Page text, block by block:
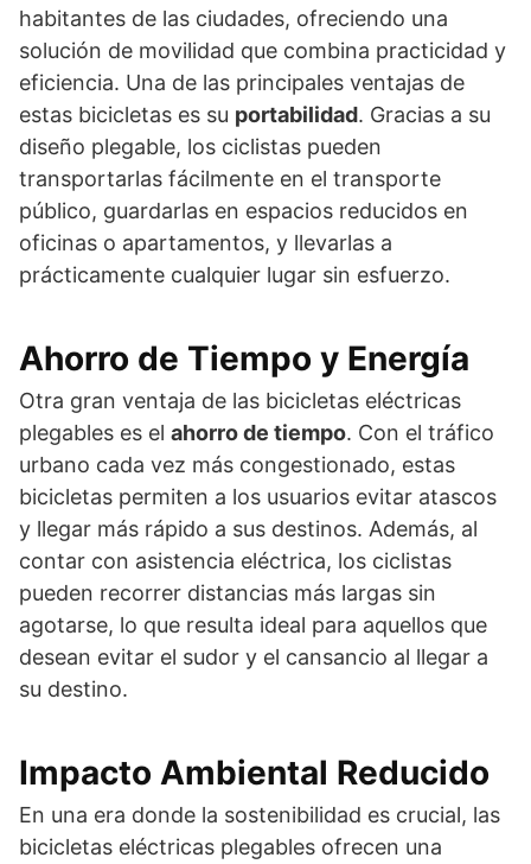
habitantes de las ciudades, ofreciendo una
solución de movilidad que combina practicidad y
eficiencia. Una de las principales ventajas de
estas bicicletas es su portabilidad. Gracias a su
diseño plegable, los ciclistas pueden
transportarlas fácilmente en el transporte
público, guardarlas en espacios reducidos en
oficinas o apartamentos, y llevarlas a
prácticamente cualquier lugar sin esfuerzo.
Ahorro de Tiempo y Energía
Otra gran ventaja de las bicicletas eléctricas
plegables es el ahorro de tiempo. Con el tráfico
urbano cada vez más congestionado, estas
bicicletas permiten a los usuarios evitar atascos
y llegar más rápido a sus destinos. Además, al
contar con asistencia eléctrica, los ciclistas
pueden recorrer distancias más largas sin
agotarse, lo que resulta ideal para aquellos que
desean evitar el sudor y el cansancio al llegar a
su destino.
Impacto Ambiental Reducido
En una era donde la sostenibilidad es crucial, las
bicicletas eléctricas plegables ofrecen una